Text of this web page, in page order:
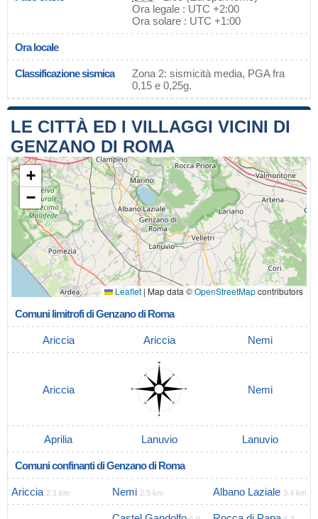
Ora legale : UTC +2:00
Ora solare : UTC +1:00
Ora locale
Classificazione sismica
Zona 2: sismicità media, PGA fra
0,15 e 0,25g.
LE CITTÀ ED I VILLAGGI VICINI DI
GENZANO DI ROMA
+
−
Leaflet | Map data ©OpenStreetMapcontributors
Comuni limitrofi di Genzano di Roma
Ariccia Ariccia Nemi
Ariccia Nemi
Aprilia Lanuvio Lanuvio
Comuni confinanti di Genzano di Roma
Ariccia 2.1 km Nemi 2.5 km Albano Laziale 3.4 km